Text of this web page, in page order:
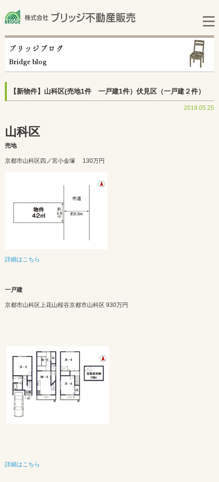
ブリッジブログ
Bridge blog
【新物件】山科区(売地1件 一戸建1件）伏見区（一戸建２件）
2019.05.25
山科区
売地
京都市山科区四ノ宮小金塚 130万円
詳細はこちら
一戸建
京都市山科区上花山桜谷京都市山科区 930万円
詳細はこちら